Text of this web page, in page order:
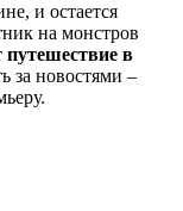
и остается
на монстров
в
за новостями –